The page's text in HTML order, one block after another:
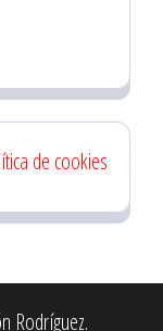
de cookies
Rodríguez.